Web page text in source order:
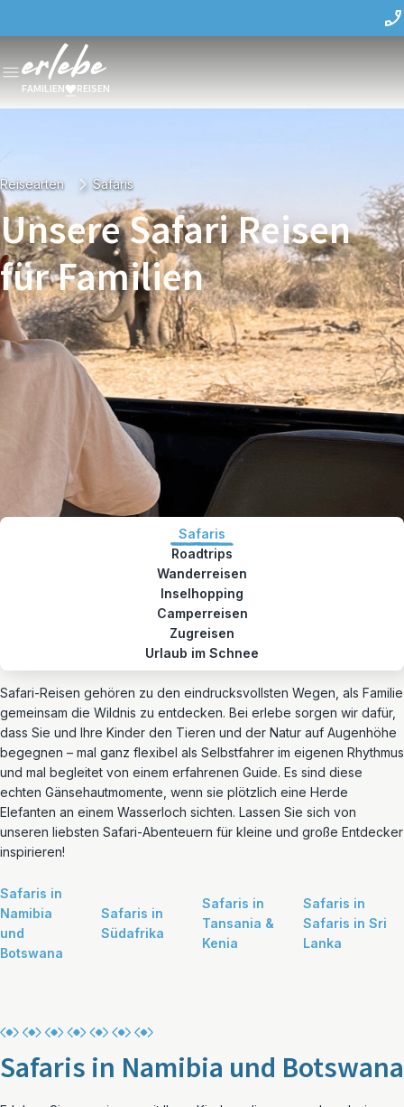
FAMILIEN REISEN
Reisearten Safaris
Unsere Safari Reisen
für Familien
Safaris
Roadtrips
Wanderreisen
Inselhopping
Camperreisen
Zugreisen
Urlaub im Schnee
Safari-Reisen gehören zu den eindrucksvollsten Wegen, als Familie
gemeinsam die Wildnis zu entdecken. Bei erlebe sorgen wir dafür,
dass Sie und Ihre Kinder den Tieren und der Natur auf Augenhöhe
begegnen – mal ganz flexibel als Selbstfahrer im eigenen Rhythmus
und mal begleitet von einem erfahrenen Guide. Es sind diese
echten Gänsehautmomente, wenn sie plötzlich eine Herde
Elefanten an einem Wasserloch sichten. Lassen Sie sich von
unseren liebsten Safari-Abenteuern für kleine und große Entdecker
inspirieren!
Safaris in
Namibia
und
Botswana
Safaris in
Südafrika
Safaris in
Tansania &
Kenia
Safaris in
Safaris in Sri
Lanka
Safaris in Namibia und Botswana